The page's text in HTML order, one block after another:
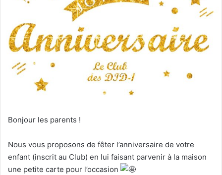
Bonjour les parents !
Nous vous proposons de fêter l’anniversaire de votre
enfant (inscrit au Club) en lui faisant parvenir à la maison
une petite carte pour l’occasion